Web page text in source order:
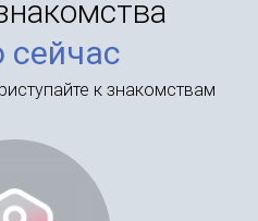
сейчас
к знакомствам